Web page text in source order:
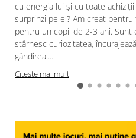
cu energia lui și cu toate
surprinzi pe el? Am creat
pentru un copil de 2-3 ani. Sunt
stârnesc curiozitatea,
gândirea....
Citeste mai mult